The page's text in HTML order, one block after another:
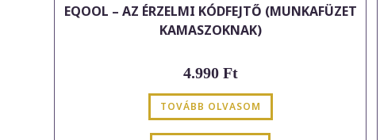
EQOOL – AZ ÉRZELMI KÓDFEJTŐ (MUNKAFÜZET
KAMASZOKNAK)
4.990 Ft
TOVÁBB OLVASOM